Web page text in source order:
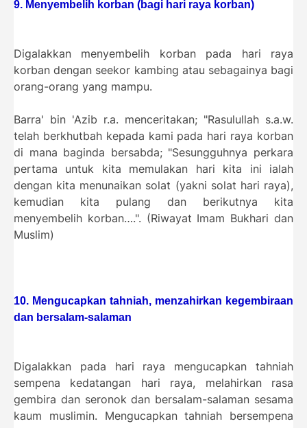
9. Menyembelih korban (bagi hari raya korban)
Digalakkan menyembelih korban pada hari raya
korban dengan seekor kambing atau sebagainya bagi
orang-orang yang mampu.
Barra' bin 'Azib r.a. menceritakan; "Rasulullah s.a.w.
telah berkhutbah kepada kami pada hari raya korban
di mana baginda bersabda; "Sesungguhnya perkara
pertama untuk kita memulakan hari kita ini ialah
dengan kita menunaikan solat (yakni solat hari raya),
kemudian kita pulang dan berikutnya kita
menyembelih korban….". (Riwayat Imam Bukhari dan
Muslim)
10. Mengucapkan tahniah, menzahirkan kegembiraan
dan bersalam-salaman
Digalakkan pada hari raya mengucapkan tahniah
sempena kedatangan hari raya, melahirkan rasa
gembira dan seronok dan bersalam-salaman sesama
kaum muslimin. Mengucapkan tahniah bersempena